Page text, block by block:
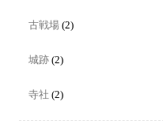
古戦場 (2)
城跡 (2)
寺社 (2)